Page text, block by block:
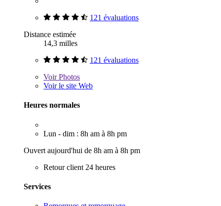
121 évaluations
Distance estimée
14,3 milles
121 évaluations
VoirPhotos
Voir le site Web
Heures normales
Lun - dim : 8h am à 8h pm
Ouvert aujourd'hui de 8h am à 8h pm
Retour client 24 heures
Services